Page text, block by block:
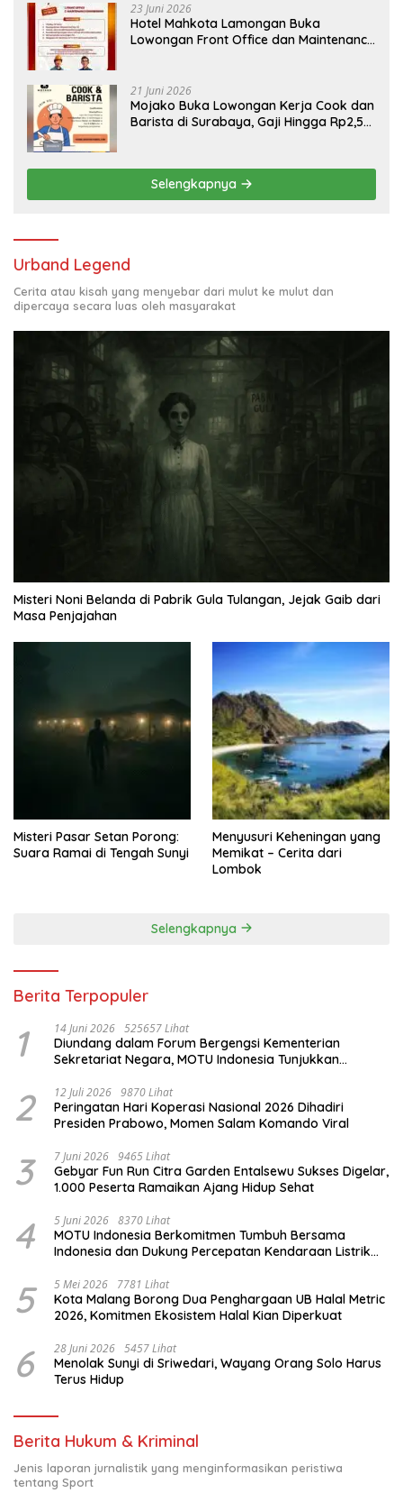
23 Juni 2026
Hotel Mahkota Lamongan Buka
Lowongan Front Office dan Maintenance
21 Juni 2026
Mojako Buka Lowongan Kerja Cook dan
Barista di Surabaya, Gaji Hingga Rp2,5
Selengkapnya
Urband Legend
Cerita atau kisah yang menyebar dari mulut ke mulut dan
dipercaya secara luas oleh masyarakat
Misteri Noni Belanda di Pabrik Gula Tulangan, Jejak Gaib dari
Masa Penjajahan
Misteri Pasar Setan Porong:
Suara Ramai di Tengah Sunyi
Menyusuri Keheningan yang
Memikat – Cerita dari
Lombok
Selengkapnya
Berita Terpopuler
1 14 Juni 2026 525657 Lihat
Diundang dalam Forum Bergengsi Kementerian
Sekretariat Negara, MOTU Indonesia Tunjukkan
2 12 Juli 2026 9870 Lihat
Peringatan Hari Koperasi Nasional 2026 Dihadiri
Presiden Prabowo, Momen Salam Komando Viral
3 7 Juni 2026 9465 Lihat
Gebyar Fun Run Citra Garden Entalsewu Sukses Digelar,
1.000 Peserta Ramaikan Ajang Hidup Sehat
4 5 Juni 2026 8370 Lihat
MOTU Indonesia Berkomitmen Tumbuh Bersama
Indonesia dan Dukung Percepatan Kendaraan Listrik
5 5 Mei 2026 7781 Lihat
Kota Malang Borong Dua Penghargaan UB Halal Metric
2026, Komitmen Ekosistem Halal Kian Diperkuat
6 28 Juni 2026 5457 Lihat
Menolak Sunyi di Sriwedari, Wayang Orang Solo Harus
Terus Hidup
Berita Hukum & Kriminal
Jenis laporan jurnalistik yang menginformasikan peristiwa
tentang Sport